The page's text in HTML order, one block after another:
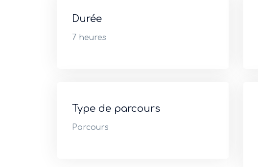
Durée
7 heures
Type de parcours
Parcours